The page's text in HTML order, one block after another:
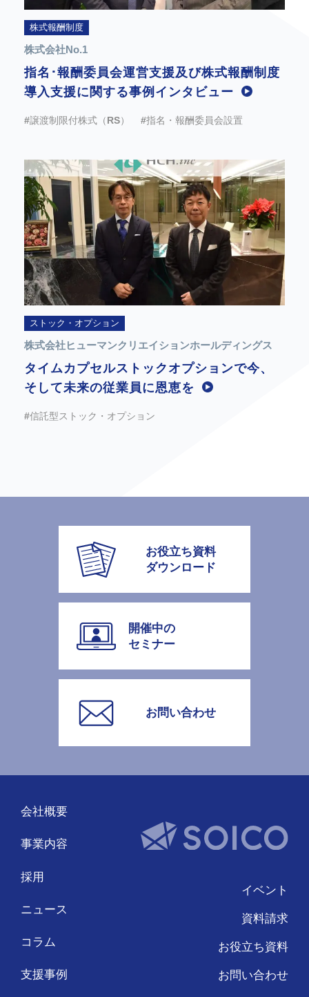
株式報酬制度
株式会社No.1
指名･報酬委員会運営支援及び株式報酬制度
導入支援に関する事例インタビュー
#譲渡制限付株式（RS） #指名・報酬委員会設置
ストック・オプション
株式会社ヒューマンクリエイションホールディングス
タイムカプセルストックオプションで今、
そして未来の従業員に恩恵を
#信託型ストック・オプション
お役立ち資料
ダウンロード
開催中の
セミナー
お問い合わせ
会社概要
事業内容
採用
ニュース
コラム
支援事例
イベント
資料請求
お役立ち資料
お問い合わせ